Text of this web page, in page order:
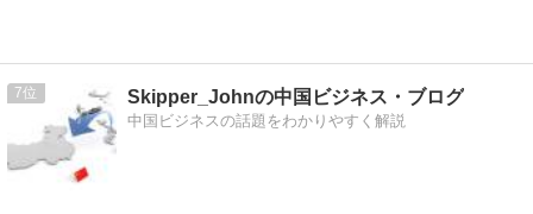
7 Skipper_Johnの中国ビジネス・ブログ
中国ビジネスの話題をわかりやすく解説